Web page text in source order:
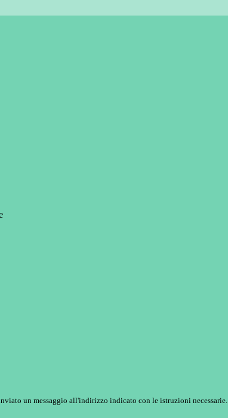
un messaggio all'indirizzo indicato con le istruzioni necessarie.